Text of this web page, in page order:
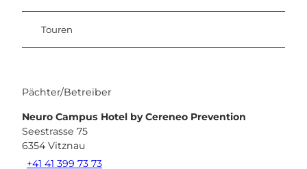
Touren
Pächter/Betreiber
Neuro Campus Hotel by Cereneo Prevention
Seestrasse 75
6354 Vitznau
+41 41 399 73 73